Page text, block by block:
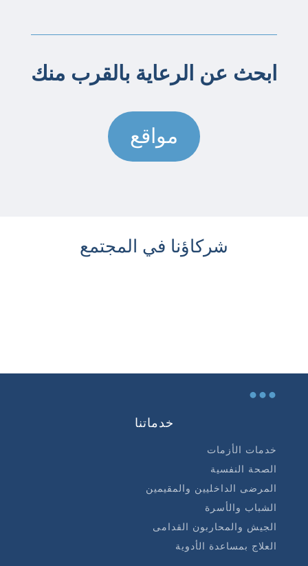
ابحث عن الرعاية بالقرب منك
مواقع
شركاؤنا في المجتمع
...
خدماتنا
خدمات الأزمات
الصحة النفسية
المرضى الداخليين والمقيمين
الشباب والأسرة
الجيش والمحاربون القدامى
العلاج بمساعدة الأدوية